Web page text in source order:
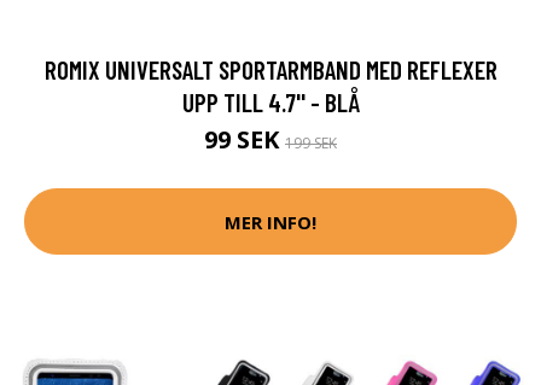
ROMIX UNIVERSALT SPORTARMBAND MED REFLEXER
UPP TILL 4.7'' - BLÅ
99 SEK 199 SEK
MER INFO!